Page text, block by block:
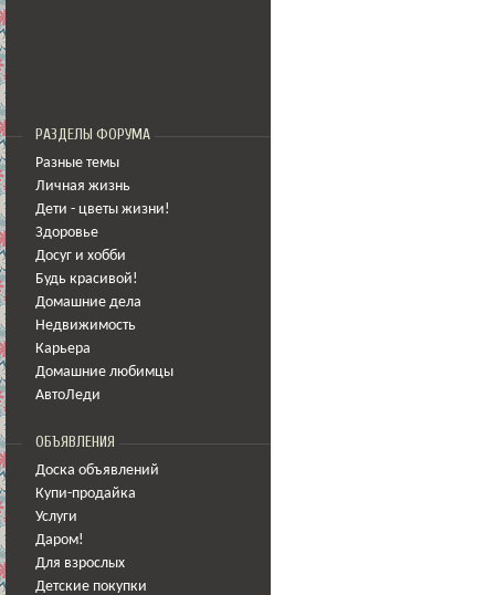
РАЗДЕЛЫ ФОРУМА
Разные темы
Личная жизнь
Дети - цветы жизни!
Здоровье
Досуг и хобби
Будь красивой!
Домашние дела
Недвижимость
Карьера
Домашние любимцы
АвтоЛеди
ОБЪЯВЛЕНИЯ
Доска объявлений
Купи-продайка
Услуги
Даром!
Для взрослых
Детские покупки